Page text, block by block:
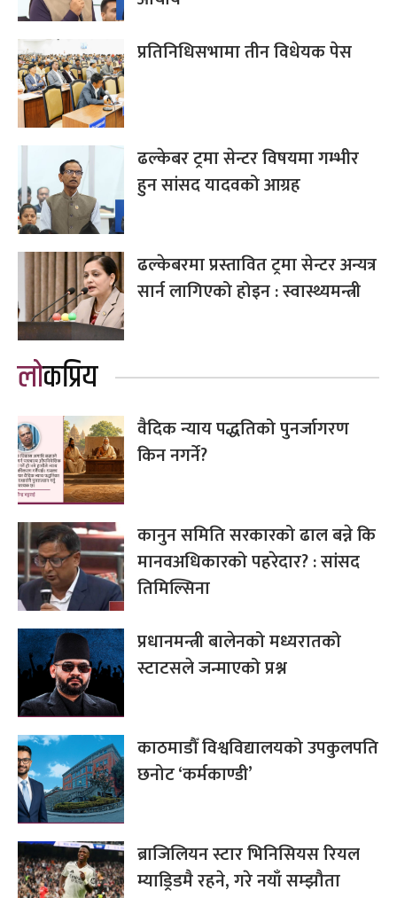
प्रतिनिधिसभामा तीन विधेयक पेस
ढल्केबर ट्रमा सेन्टर विषयमा गम्भीर
हुन सांसद यादवको आग्रह
ढल्केबरमा प्रस्तावित ट्रमा सेन्टर अन्यत्र
सार्न लागिएको होइन : स्वास्थ्यमन्त्री
लोकप्रिय
वैदिक न्याय पद्धतिको पुनर्जागरण
किन नगर्ने?
कानुन समिति सरकारको ढाल बन्ने कि
मानवअधिकारको पहरेदार? : सांसद
तिमिल्सिना
प्रधानमन्त्री बालेनको मध्यरातको
स्टाटसले जन्माएको प्रश्न
काठमाडौँ विश्वविद्यालयको उपकुलपति
छनोट ‘कर्मकाण्डी’
ब्राजिलियन स्टार भिनिसियस रियल
म्याड्रिडमै रहने, गरे नयाँ सम्झौता